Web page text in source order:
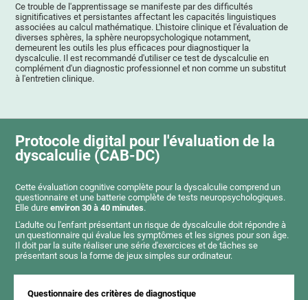
Ce trouble de l'apprentissage se manifeste par des difficultés
signitificatives et persistantes affectant les capacités linguistiques
associées au calcul mathématique. L'histoire clinique et l'évaluation de
diverses sphères, la sphère neuropsychologique notamment,
demeurent les outils les plus efficaces pour diagnostiquer la
dyscalculie. Il est recommandé d'utiliser ce test de dyscalculie en
complément d'un diagnostic professionnel et non comme un substitut
à l'entretien clinique.
Protocole digital pour l'évaluation de la
dyscalculie (CAB-DC)
Cette évaluation cognitive complète pour la dyscalculie comprend un
questionnaire et une batterie complète de tests neuropsychologiques.
Elle dureenviron 30 à 40 minutes.
L'adulte ou l'enfant présentant un risque de dyscalculie doit répondre à
un questionnaire qui évalue les symptômes et les signes pour son âge.
Il doit par la suite réaliser une série d'exercices et de tâches se
présentant sous la forme de jeux simples sur ordinateur.
Questionnaire des critères de diagnostique